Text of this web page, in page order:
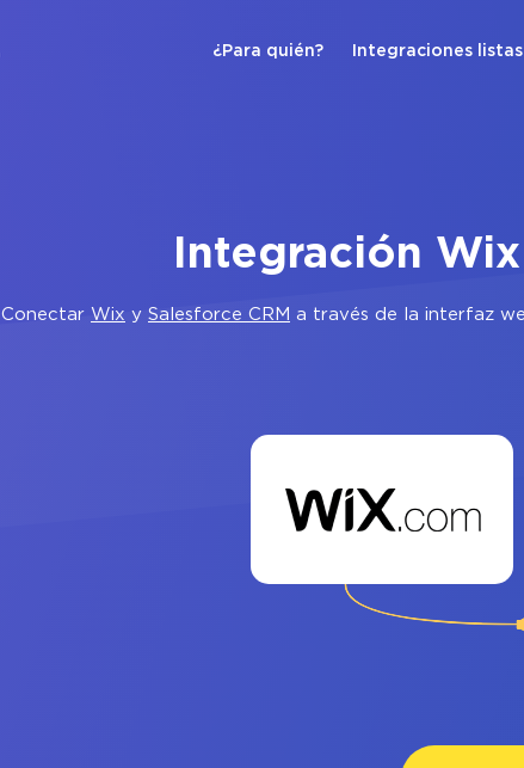
¿Para quién? Integraciones
Integración
Conectar Wix y Salesforce CRM a través de la interfaz